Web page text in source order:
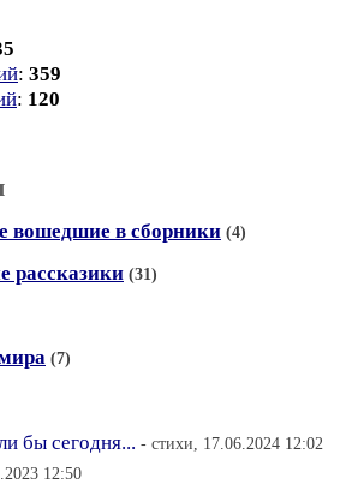
: 359
: 120
вошедшие в сборники (4)
рассказики (31)
(7)
бы сегодня... - стихи, 17.06.2024 12:02
12:50